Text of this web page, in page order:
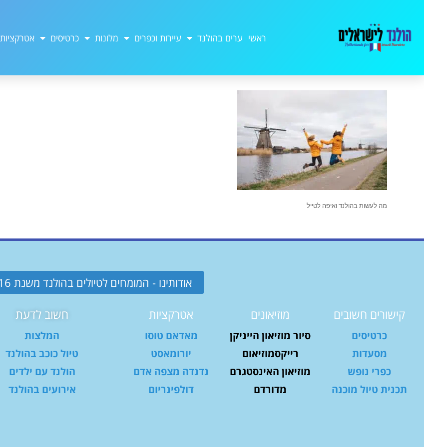
ראשי ערים בהולנד עיירות וכפרים מלונות כרטיסים אטרקציות
מה לעשות בהולנד ואיפה לטייל
אודותינו - המומחים לטיולים בהולנד משנת 2016
קישורים חשובים
כרטיסים
מסעדות
כפרי נופש
תכנית טיול מוכנה
מוזיאונים
סיור מוזיאון הייניקן
רייקסמוזיאום
מוזיאון האינסטגרם
מדורדם
אטרקציות
מאדאם טוסו
יורומאסט
נדנדה מצפה אדם
דולפינריום
חשוב לדעת
המלצות
טיול כוכב בהולנד
הולנד עם ילדים
אירועים בהולנד